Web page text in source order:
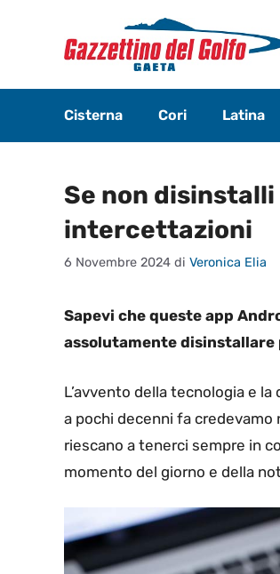
contenuto
Cisterna Cori Latina
Se non
intercettazioni
6 Novembre 2024 di Veronica Elia
Sapevi che queste app
assolutamente disinstallare
L’avvento della tecnologia e
a pochi decenni fa
riescano a tenerci sempre in
momento del giorno e della